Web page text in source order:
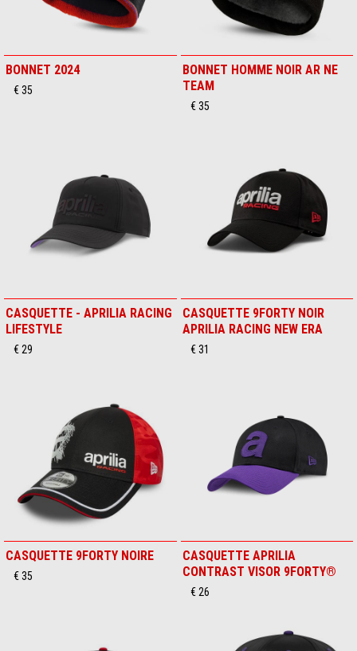
BONNET 2024
€ 35
BONNET HOMME NOIR AR NE
TEAM
€ 35
CASQUETTE - APRILIA RACING
LIFESTYLE
€ 29
CASQUETTE 9FORTY NOIR
APRILIA RACING NEW ERA
€ 31
CASQUETTE 9FORTY NOIRE
€ 35
CASQUETTE APRILIA
CONTRAST VISOR 9FORTY®
€ 26